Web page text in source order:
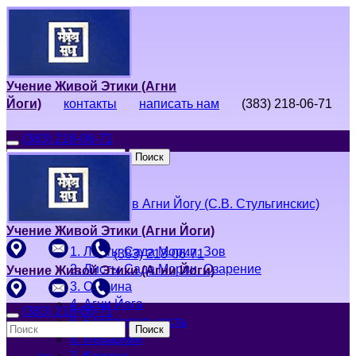
Учение Живой Этики (Агни
Йоги)
контакты написать нам (383) 218-06-71
(383) 218-06-71
Поиск
Живая Этика
Введение в Агни Йогу (С.В. Стульгинскис)
1. Листы Сада Мории. Зов
2. Листы Сада Мории. Озарение
3. Община
4. Агни Йога
5. Беспредельность
6. Иерархия
Учение Живой Этики (Агни Йоги)
(383) 218-06-71
Учение Живой Этики (Агни Йоги)
(383) 218-06-71
Поиск